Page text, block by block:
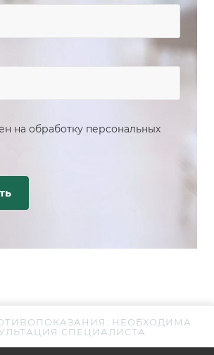
на обработку персональных
НЕОБХОДИМА
СПЕЦИАЛИСТА